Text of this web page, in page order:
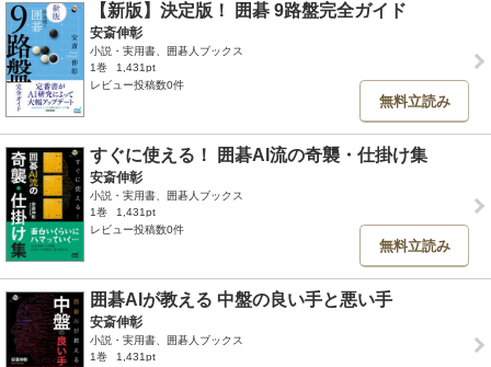
【新版】決定版！ 囲碁 9路盤完全ガイド
安斎伸彰
小説・実用書、囲碁人ブックス
1巻
1,431pt
レビュー投稿数0件
無料立読み
すぐに使える！ 囲碁AI流の奇襲・仕掛け集
安斎伸彰
小説・実用書、囲碁人ブックス
1巻
1,431pt
レビュー投稿数0件
無料立読み
囲碁AIが教える 中盤の良い手と悪い手
安斎伸彰
小説・実用書、囲碁人ブックス
1巻
1,431pt